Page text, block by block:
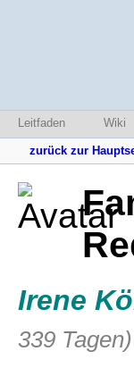
Leitfaden Wiki
zurück zur
Irene
339 Tagen)